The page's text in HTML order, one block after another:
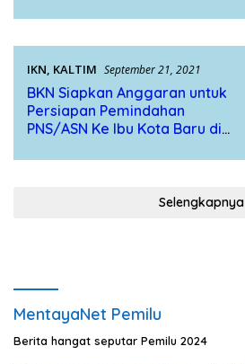
IKN, KALTIM September 21, 2021
BKN Siapkan Anggaran untuk
Persiapan Pemindahan
PNS/ASN Ke Ibu Kota Baru di
Selengkapnya
MentayaNet Pemilu
Berita hangat seputar Pemilu 2024